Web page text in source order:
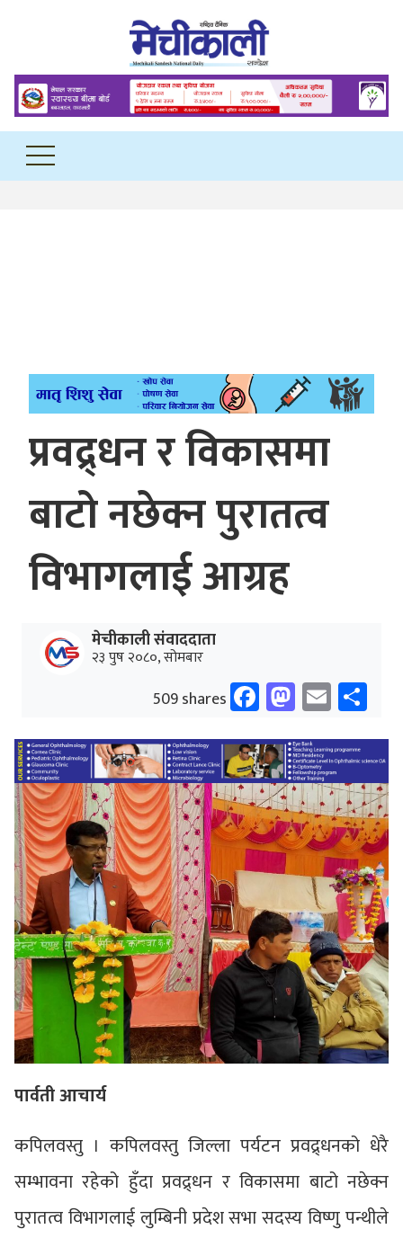
प्रवद्र्धन र विकासमा
बाटो नछेक्न पुरातत्व
विभागलाई आग्रह
मेचीकाली संवाददाता
२३ पुष २०८०, सोमबार
509 shares Facebook
Email
पार्वती आचार्य
कपिलवस्तु । कपिलवस्तु जिल्ला पर्यटन प्रवद्र्धनको धेरै
सम्भावना रहेको हुँदा प्रवद्र्धन र विकासमा बाटो नछेक्न
पुरातत्व विभागलाई लुम्बिनी प्रदेश सभा सदस्य विष्णु पन्थीले